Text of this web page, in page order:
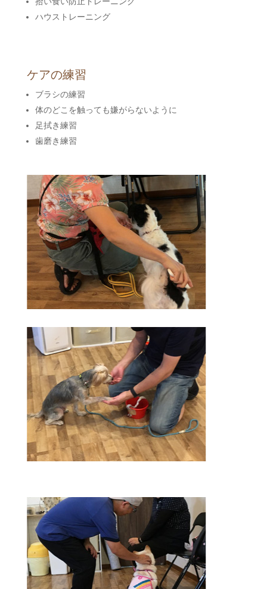
ハウストレーニング
ケアの練習
ブラシの練習
体のどこを触っても嫌がらないように
足拭き練習
歯磨き練習